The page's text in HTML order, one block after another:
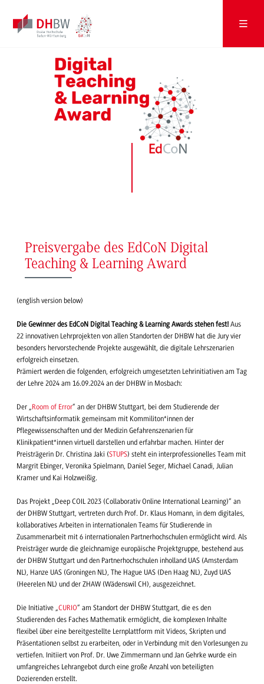
Preisvergabe des EdCoN Digital
Teaching & Learning Award
(english version below)
Die Gewinner des EdCoN Digital Teaching & Learning Awards stehen fest! Aus
22 innovativen Lehrprojekten von allen Standorten der DHBW hat die Jury vier
besonders hervorstechende Projekte ausgewählt, die digitale Lehrszenarien
erfolgreich einsetzen.
Prämiert werden die folgenden, erfolgreich umgesetzten Lehrinitiativen am Tag
der Lehre 2024 am 16.09.2024 an der DHBW in Mosbach:
Der „Room of Error“ an der DHBW Stuttgart, bei dem Studierende der
Wirtschaftsinformatik gemeinsam mit Kommiliton*innen der
Pflegewissenschaften und der Medizin Gefahrenszenarien für
Klinikpatient*innen virtuell darstellen und erfahrbar machen. Hinter der
Preisträgerin Dr. Christina Jaki (STUPS) steht ein interprofessionelles Team mit
Margrit Ebinger, Veronika Spielmann, Daniel Seger, Michael Canadi, Julian
Kramer und Kai Holzweißig.
Das Projekt „Deep COIL 2023 (Collaborativ Online International Learning)“ an
der DHBW Stuttgart, vertreten durch Prof. Dr. Klaus Homann, in dem digitales,
kollaboratives Arbeiten in internationalen Teams für Studierende in
Zusammenarbeit mit 6 internationalen Partnerhochschulen ermöglicht wird. Als
Preisträger wurde die gleichnamige europäische Projektgruppe, bestehend aus
der DHBW Stuttgart und den Partnerhochschulen inholland UAS (Amsterdam
NL), Hanze UAS (Groningen NL), The Hague UAS (Den Haag NL), Zuyd UAS
(Heerelen NL) und der ZHAW (Wädenswil CH), ausgezeichnet.
Die Initiative „CURIO“ am Standort der DHBW Stuttgart, die es den
Studierenden des Faches Mathematik ermöglicht, die komplexen Inhalte
flexibel über eine bereitgestellte Lernplattform mit Videos, Skripten und
Präsentationen selbst zu erarbeiten, oder in Verbindung mit den Vorlesungen zu
vertiefen. Initiiert von Prof. Dr. Uwe Zimmermann und Jan Gehrke wurde ein
umfangreiches Lehrangebot durch eine große Anzahl von beteiligten
Dozierenden erstellt.